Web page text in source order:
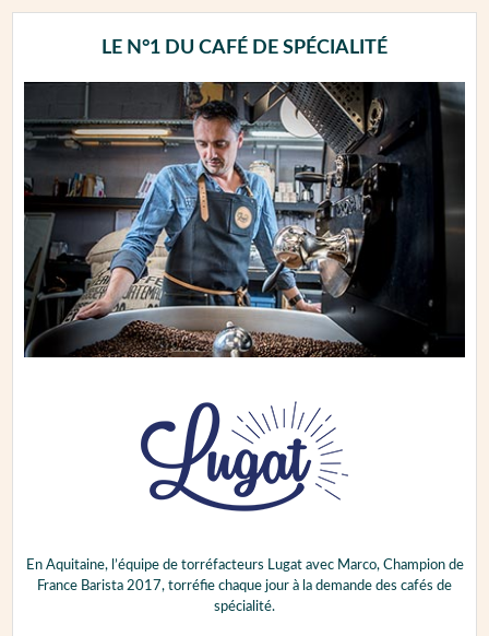
LE N°1 DU CAFÉ DE SPÉCIALITÉ
En Aquitaine, l’équipe de torréfacteurs Lugat avec Marco, Champion de
France Barista 2017, torréfie chaque jour à la demande des cafés de
spécialité.